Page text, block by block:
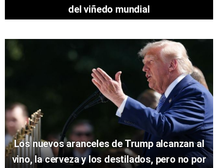
del viñedo mundial
Los nuevos aranceles de Trump alcanzan al
vino, la cerveza y los destilados, pero no por